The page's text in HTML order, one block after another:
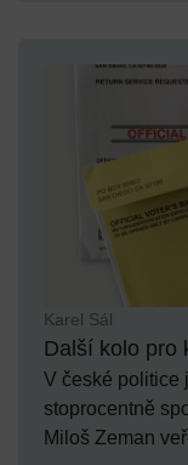
Karel Sál
Další kolo pro
V české politice
stoprocentně
Miloš Zeman